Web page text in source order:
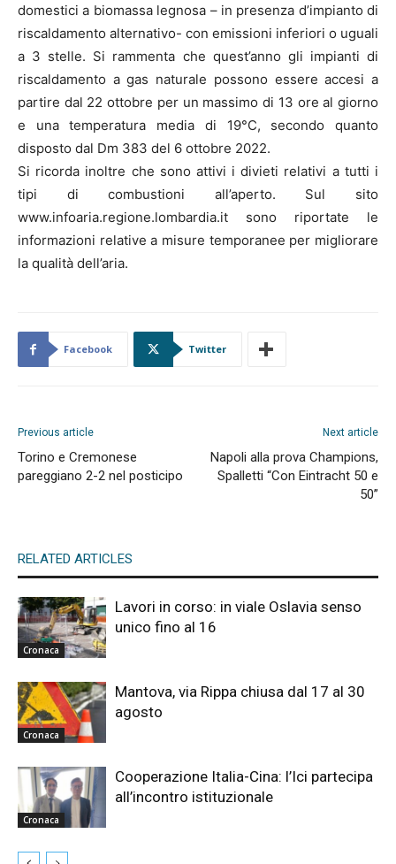
domestici a biomassa legnosa – in presenza d’impianto di
riscaldamento alternativo- con emissioni inferiori o uguali
a 3 stelle. Si rammenta che quest’anno gli impianti di
riscaldamento a gas naturale possono essere accesi a
partire dal 22 ottobre per un massimo di 13 ore al giorno
e una temperatura media di 19°C, secondo quanto
disposto dal Dm 383 del 6 ottobre 2022.
Si ricorda inoltre che sono attivi i divieti relativi a tutti i
tipi di combustioni all’aperto. Sul sito
www.infoaria.regione.lombardia.it sono riportate le
informazioni relative a misure temporanee per migliorare
la qualità dell’aria.
Facebook Twitter
Previous article
Torino e Cremonese
pareggiano 2-2 nel posticipo
Next article
Napoli alla prova Champions,
Spalletti “Con Eintracht 50 e
50”
RELATED ARTICLES
Cronaca
Lavori in corso: in viale Oslavia senso
unico fino al 16
Cronaca
Mantova, via Rippa chiusa dal 17 al 30
agosto
Cronaca
Cooperazione Italia-Cina: l’Ici partecipa
all’incontro istituzionale